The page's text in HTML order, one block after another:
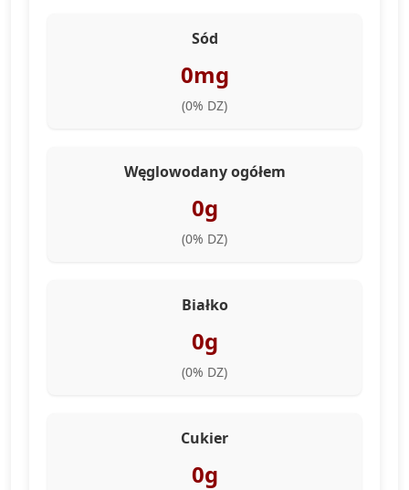
370 calories, 15g fat, 10g protein
Sód
0mg
(0% DZ)
Węglowodany ogółem
0g
(0% DZ)
Białko
0g
(0% DZ)
Cukier
0g